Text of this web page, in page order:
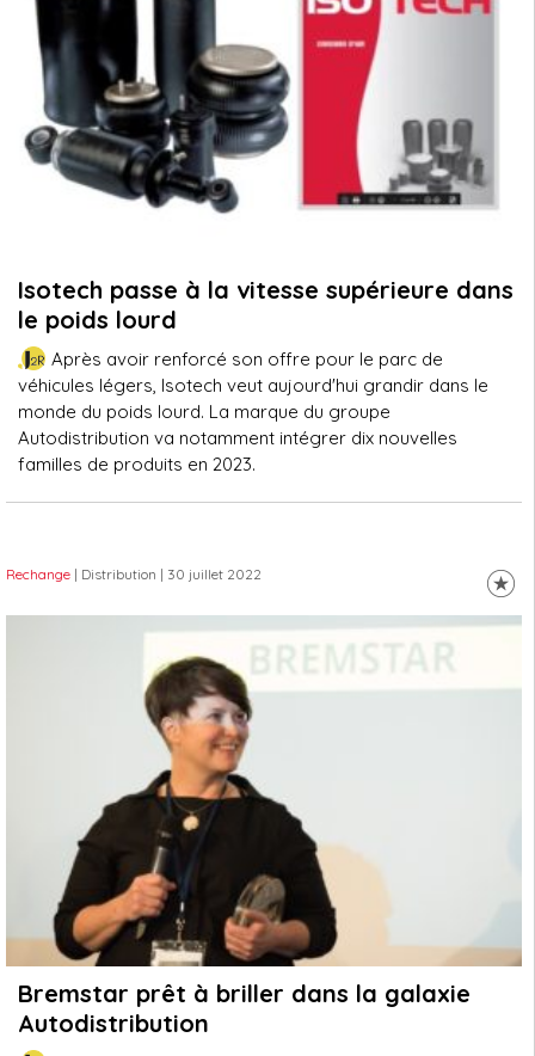
Isotech passe à la vitesse supérieure dans
le poids lourd
Après avoir renforcé son offre pour le parc de
véhicules légers, Isotech veut aujourd'hui grandir dans le
monde du poids lourd. La marque du groupe
Autodistribution va notamment intégrer dix nouvelles
familles de produits en 2023.
Rechange | Distribution | 30 juillet 2022
Bremstar prêt à briller dans la galaxie
Autodistribution